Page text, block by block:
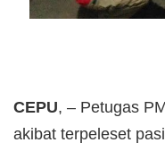
CEPU, – Petugas
akibat terpeleset